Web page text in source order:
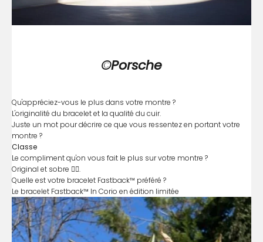
©Porsche
Qu'appréciez-vous le plus dans votre montre ?
L'originalité du bracelet et la qualité du cuir.
Juste un mot pour décrire ce que vous ressentez en portant votre
montre ?
Classe
Le compliment qu'on vous fait le plus sur votre montre ?
Original et sobre 👍🏻.
Quelle est votre bracelet Fastback™ préféré ?
Le bracelet Fastback™ In Corio en édition limitée